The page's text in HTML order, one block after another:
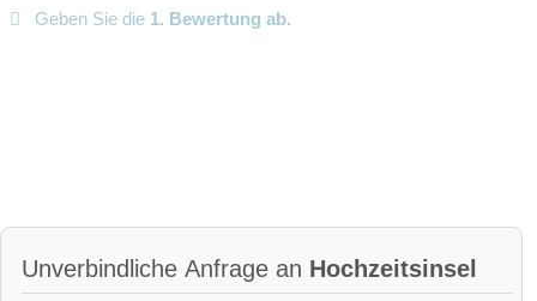
Helikopterlandeplatz
Candybar Fotobox
Geben Sie die 1. Bewertung ab.
Unverbindliche Anfrage an Hochzeitsinsel